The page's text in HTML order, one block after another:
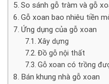
So sánh gỗ tràm và gỗ
Gỗ xoan bao nhiêu tiền
Ứng dụng của gỗ xoan
Xây dựng
Đồ gỗ nội thất
Gỗ xoan có trồng
Bán khung nhà gỗ xoan